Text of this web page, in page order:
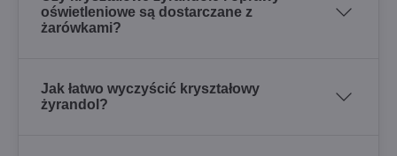
oświetleniowe są dostarczane z
żarówkami?
Jak łatwo wyczyścić kryształowy
żyrandol?